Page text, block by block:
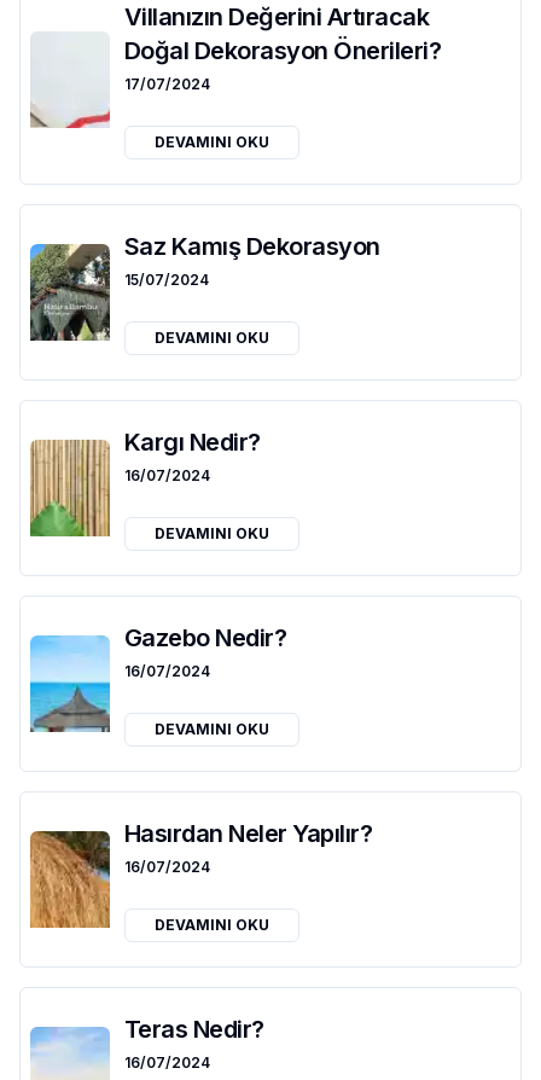
Villanızın Değerini Artıracak
Doğal Dekorasyon Önerileri?
17/07/2024
DEVAMINI OKU
Saz Kamış Dekorasyon
15/07/2024
DEVAMINI OKU
Kargı Nedir?
16/07/2024
DEVAMINI OKU
Gazebo Nedir?
16/07/2024
DEVAMINI OKU
Hasırdan Neler Yapılır?
16/07/2024
DEVAMINI OKU
Teras Nedir?
16/07/2024